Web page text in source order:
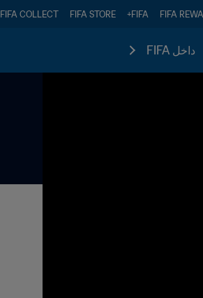
FIFA
FIFA+
FIFA STORE
FIFA COLLECT
داخل FIFA